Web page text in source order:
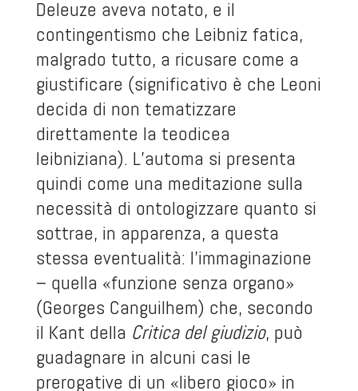
Deleuze aveva notato, e il
contingentismo che Leibniz fatica,
malgrado tutto, a ricusare come a
giustificare (significativo è che Leoni
decida di non tematizzare
direttamente la teodicea
leibniziana). L’automa si presenta
quindi come una meditazione sulla
necessità di ontologizzare quanto si
sottrae, in apparenza, a questa
stessa eventualità: l’immaginazione
– quella «funzione senza organo»
(Georges Canguilhem) che, secondo
il Kant della Critica del giudizio, può
guadagnare in alcuni casi le
prerogative di un «libero gioco» in